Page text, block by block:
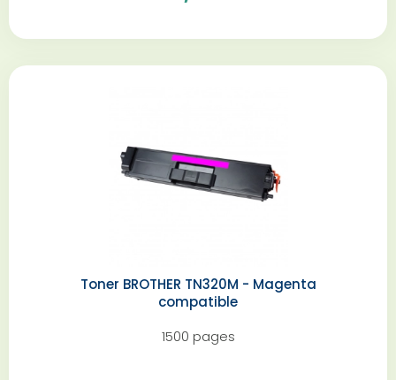
Toner BROTHER TN320M - Magenta
compatible
1500 pages